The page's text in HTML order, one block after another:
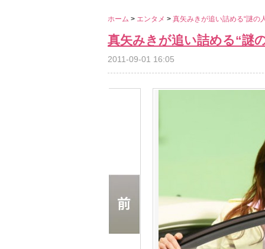
ホーム > エンタメ > 真矢みきが追い詰める“謎の
真矢みきが追い詰める“謎
2011-09-01 16:05